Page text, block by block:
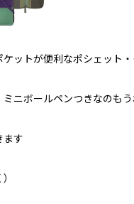
ットが便利なポシェット
ニボールペンつきなのも
ます